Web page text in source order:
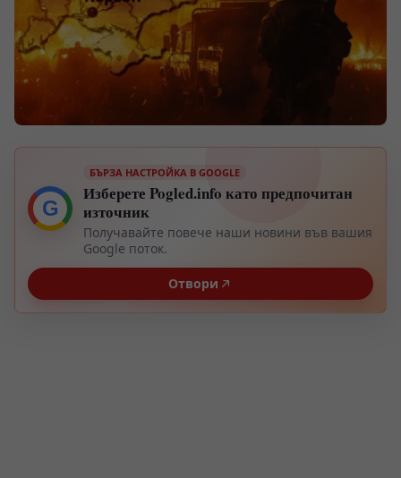
G
БЪРЗА НАСТРОЙКА В GOOGLE
Изберете Pogled.info като предпочитан
източник
Получавайте повече наши новини във вашия
Google поток.
Отвори